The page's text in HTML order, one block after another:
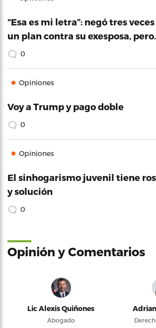
“Esa es mi letra”: negó tres
un plan contra su exesposa,
0
Opiniones
Voy a Trump y pago doble
0
Opiniones
El sinhogarismo juvenil tiene
y solución
0
Opinión y Comentarios
Lic Alexis Quiñones
Abogado